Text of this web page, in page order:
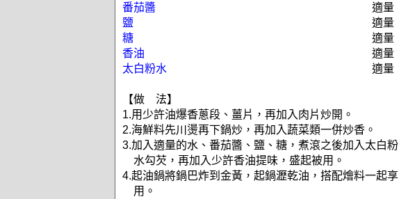
番茄醬
適量
鹽
適量
糖
適量
香油
適量
太白粉水
適量
【做 法】
1.用少許油爆香蔥段、薑片，再加入肉片炒開。
2.海鮮料先川燙再下鍋炒，再加入蔬菜類一併炒香。
3.加入適量的水、番茄醬、鹽、糖，煮滾之後加入太白粉
水勾芡，再加入少許香油提味，盛起被用。
4.起油鍋將鍋巴炸到金黃，起鍋瀝乾油，搭配燴料一起享
用。